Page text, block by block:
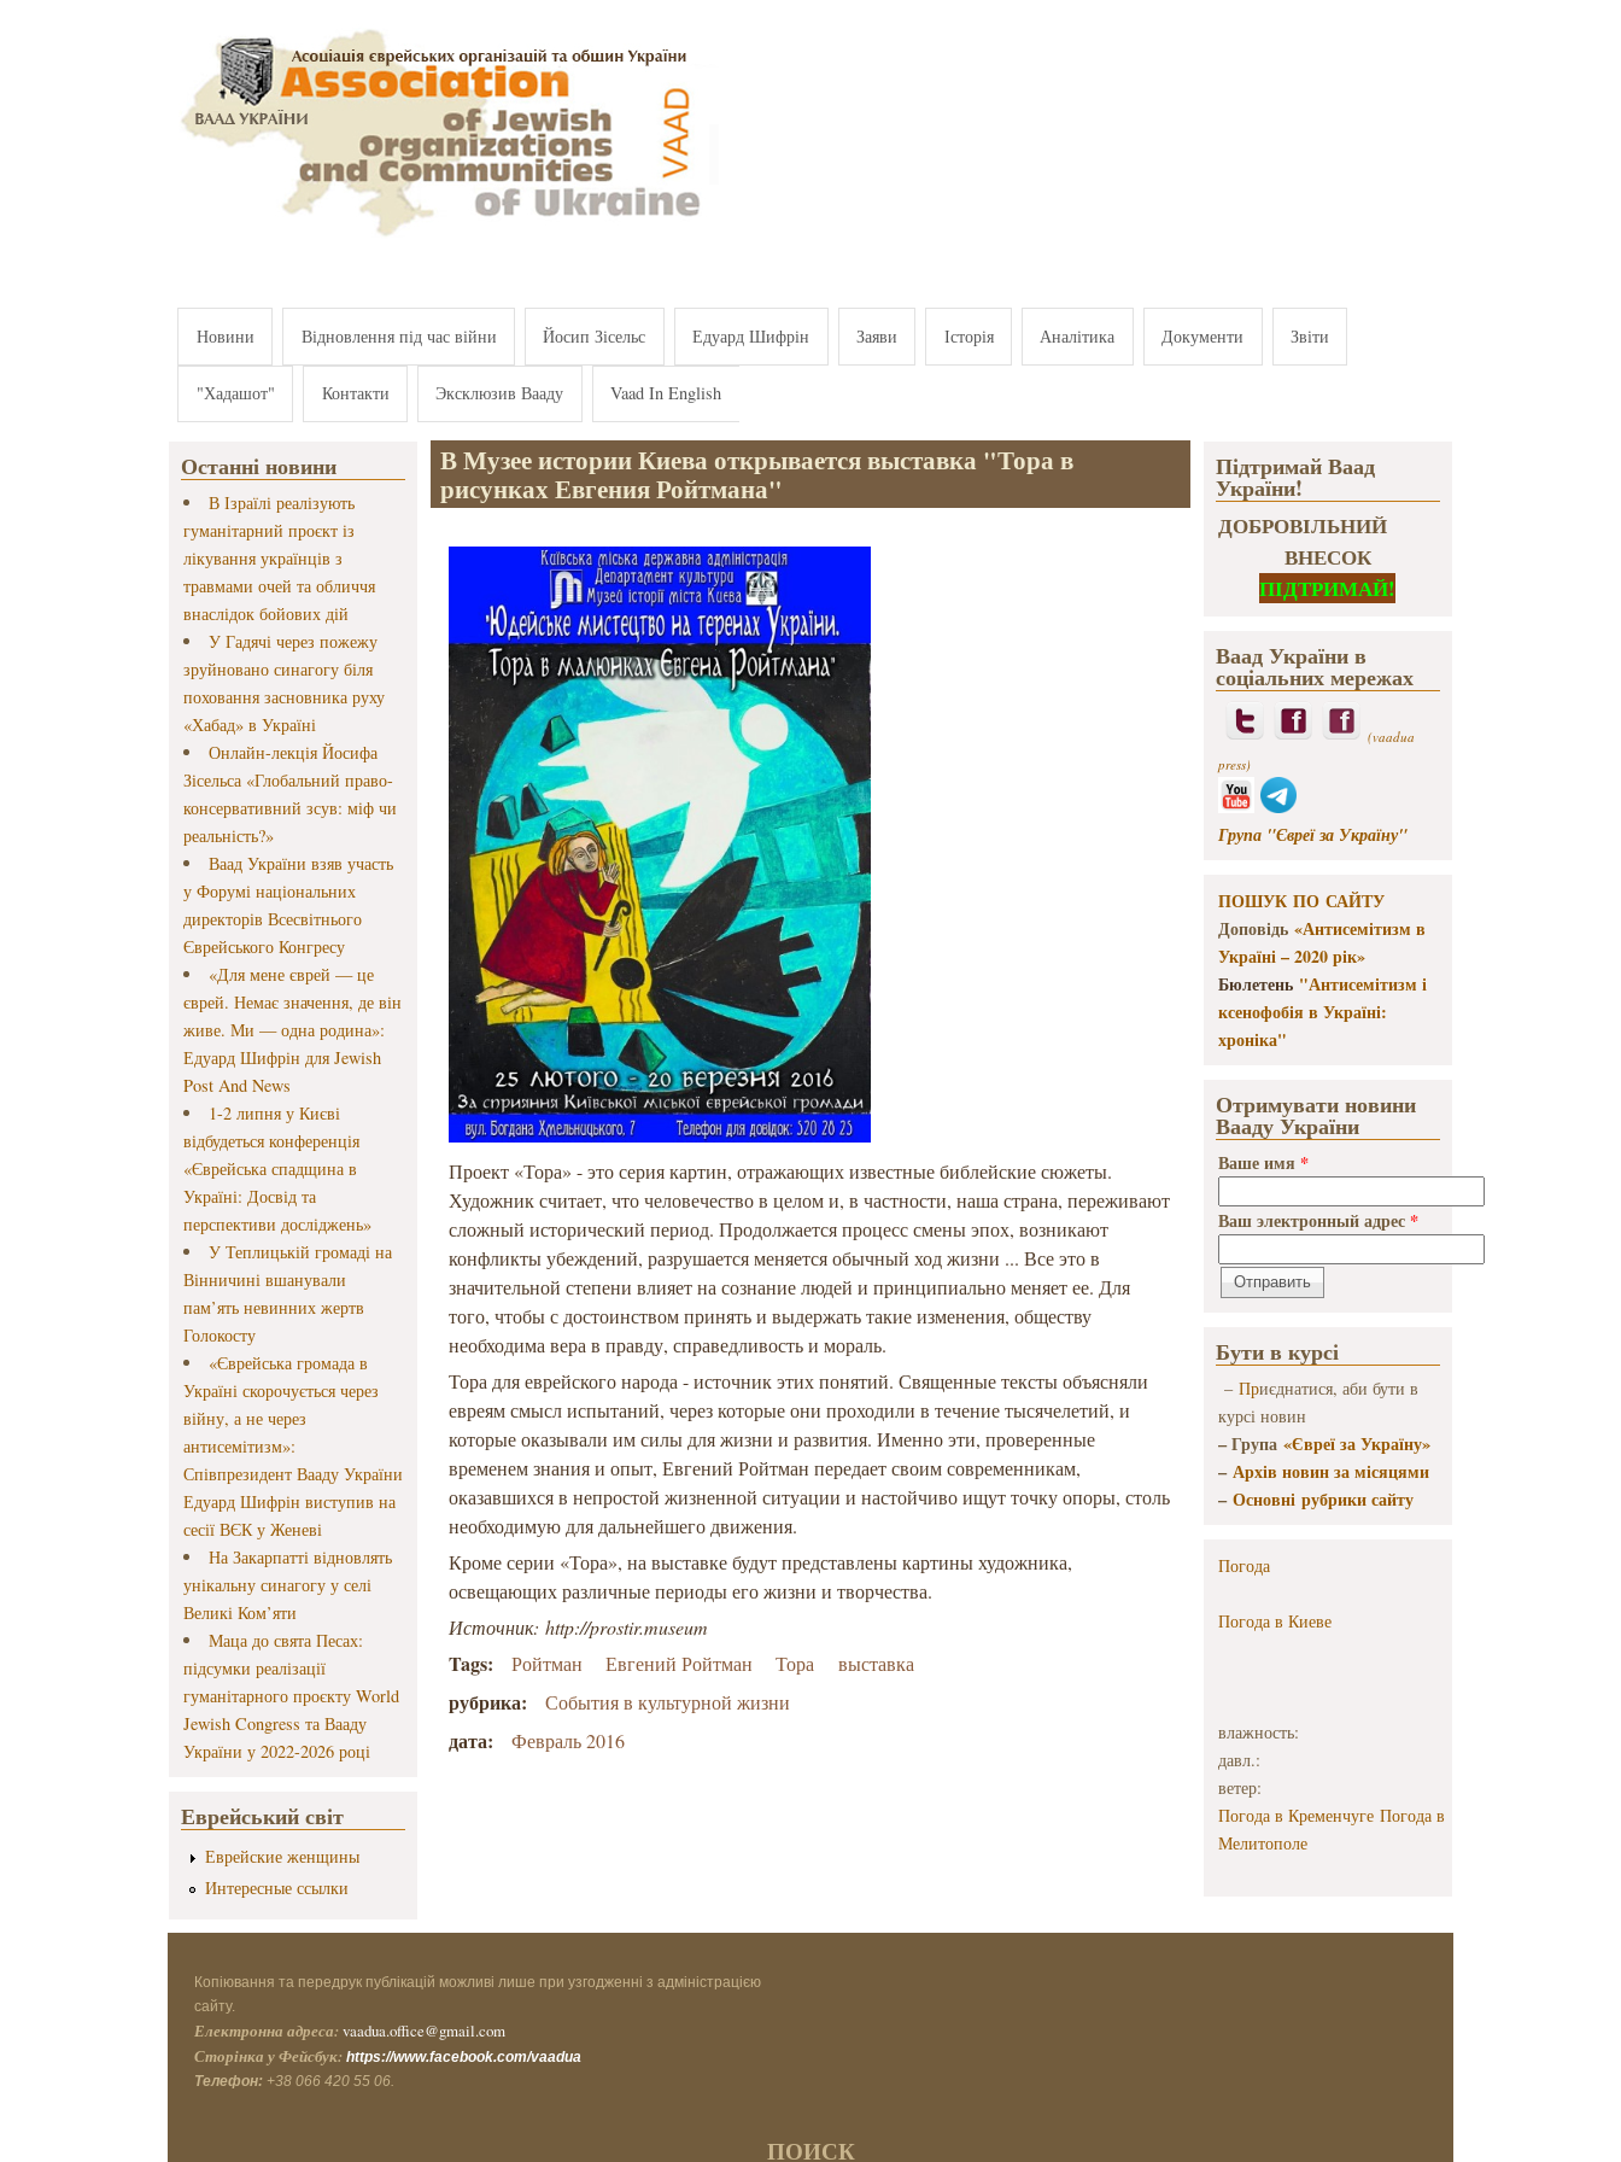
Новини Відновлення під час війни Йосип Зісельс Едуард Шифрін Заяви Історія Аналітика Документи Звіти
"Хадашот" Контакти Эксклюзив Вааду Vaad In English
Останні новини
В Ізраїлі реалізують
гуманітарний проєкт із
лікування українців з
травмами очей та обличчя
внаслідок бойових дій
У Гадячі через пожежу
зруйновано синагогу біля
поховання засновника руху
«Хабад» в Україні
Онлайн-лекція Йосифа
Зісельса «Глобальний право-
консервативний зсув: міф чи
реальність?»
Ваад України взяв участь
у Форумі національних
директорів Всесвітнього
Єврейського Конгресу
«Для мене єврей — це
єврей. Немає значення, де він
живе. Ми — одна родина»:
Едуард Шифрін для Jewish
Post And News
1-2 липня у Києві
відбудеться конференція
«Єврейська спадщина в
Україні: Досвід та
перспективи досліджень»
У Теплицькій громаді на
Вінничині вшанували
пам’ять невинних жертв
Голокосту
«Єврейська громада в
Україні скорочується через
війну, а не через
антисемітизм»:
Співпрезидент Вааду України
Едуард Шифрін виступив на
сесії ВЄК у Женеві
На Закарпатті відновлять
унікальну синагогу у селі
Великі Ком’яти
Маца до свята Песах:
підсумки реалізації
гуманітарного проєкту World
Jewish Congress та Вааду
України у 2022-2026 році
Еврейський світ
Еврейские женщины
Интересные ссылки
В Музее истории Киева открывается выставка "Тора в
рисунках Евгения Ройтмана"
Проект «Тора» - это серия картин, отражающих известные библейские сюжеты.
Художник считает, что человечество в целом и, в частности, наша страна, переживают
сложный исторический период. Продолжается процесс смены эпох, возникают
конфликты убеждений, разрушается меняется обычный ход жизни ... Все это в
значительной степени влияет на сознание людей и принципиально меняет ее. Для
того, чтобы с достоинством принять и выдержать такие изменения, обществу
необходима вера в правду, справедливость и мораль.
Тора для еврейского народа - источник этих понятий. Священные тексты объясняли
евреям смысл испытаний, через которые они проходили в течение тысячелетий, и
которые оказывали им силы для жизни и развития. Именно эти, проверенные
временем знания и опыт, Евгений Ройтман передает своим современникам,
оказавшихся в непростой жизненной ситуации и настойчиво ищут точку опоры, столь
необходимую для дальнейшего движения.
Кроме серии «Тора», на выставке будут представлены картины художника,
освещающих различные периоды его жизни и творчества.
Источник: http://prostir.museum
Tags: Ройтман Евгений Ройтман Тора выставка
рубрика: События в культурной жизни
дата: Февраль 2016
Підтримай Ваад
України!
ДОБРОВІЛЬНИЙ
ВНЕСОК
ПІДТРИМАЙ!
Ваад України в
соціальних мережах
(vaadua
press)
Група "Євреї за Україну"
ПОШУК ПО САЙТУ
Доповідь «Антисемітизм в
Україні – 2020 рік»
Бюлетень "Антисемітизм і
ксенофобія в Україні:
хроніка"
Отримувати новини
Вааду України
Ваше имя *
Ваш электронный адрес *
Бути в курсі
– Приєднатися, аби бути в
курсі новин
– Група «Євреї за Україну»
–Архів новин за місяцями
–Основні рубрики сайту
Погода
Погода в Киеве
влажность:
давл.:
ветер:
Погода в Кременчуге Погода в
Мелитополе
Копіювання та передрук публікацій можливі лише при узгодженні з адміністрацією
сайту.
Електронна адреса: vaadua.office@gmail.com
Сторінка у Фейсбук: https://www.facebook.com/vaadua
Телефон: +38 066 420 55 06.
ПОИСК